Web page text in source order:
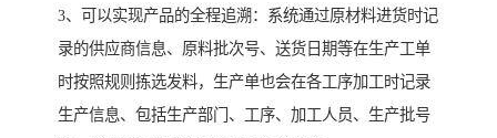
3、可以实现产品的全程追溯：系统通过原材料进货时记
录的供应商信息、原料批次号、送货日期等在生产工单
时按照规则拣选发料，生产单也会在各工序加工时记录
生产信息、包括生产部门、工序、加工人员、生产批号